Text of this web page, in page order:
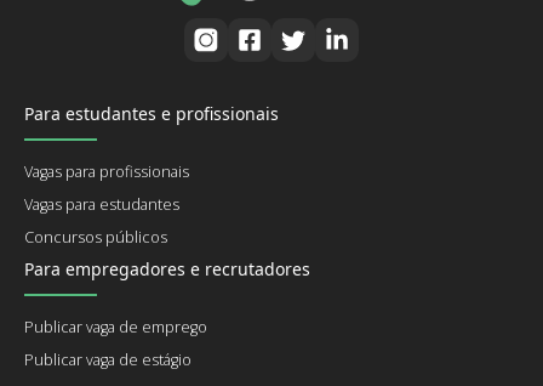
Para estudantes e profissionais
Vagas para profissionais
Vagas para estudantes
Concursos públicos
Para empregadores e recrutadores
Publicar vaga de emprego
Publicar vaga de estágio